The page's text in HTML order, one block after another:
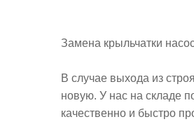
Замена крыльчатки
В случае выхода из
новую. У нас на складе
качественно и быстро